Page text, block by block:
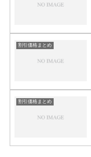
割引価格まとめ
割引価格まとめ